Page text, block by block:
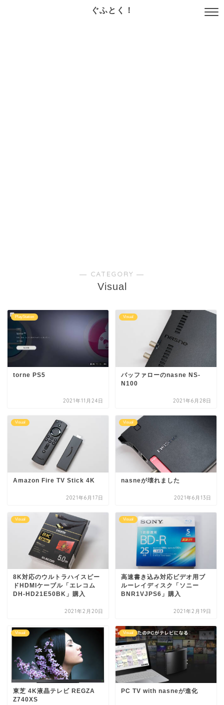
ぐふとく！
― CATEGORY ―
Visual
PlayStation
torne PS5
2021年11月24日
Visual
バッファローのnasne NS-
N100
2021年6月28日
Visual
Amazon Fire TV Stick 4K
2021年6月17日
Visual
nasneが壊れました
2021年6月13日
Visual
8K対応のウルトラハイスピー
ドHDMIケーブル「エレコム
DH-HD21E50BK」購入
2021年2月20日
Visual
高速書き込み対応ビデオ用ブ
ルーレイディスク「ソニー
BNR1VJPS6」購入
2021年2月19日
Visual
東芝 4K液晶テレビ REGZA
Z740XS
Visual
PC TV with nasneが進化